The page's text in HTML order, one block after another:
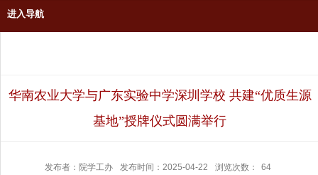
进入导航
华南农业大学与广东实验中学深圳学校 共建“优质生源
基地”授牌仪式圆满举行
发布者：院学工办 发布时间：2025-04-22 浏览次数： 64